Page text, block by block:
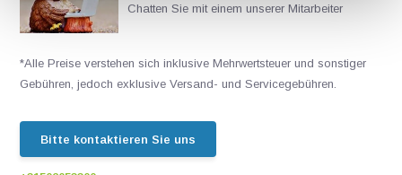
Chatten Sie mit einem unserer Mitarbeiter
*Alle Preise verstehen sich inklusive Mehrwertsteuer und sonstiger
Gebühren, jedoch exklusive Versand- und Servicegebühren.
Bitte kontaktieren Sie uns